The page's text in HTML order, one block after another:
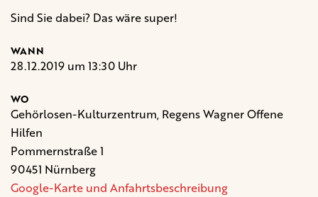
Sind Sie dabei? Das wäre super!
WANN
28.12.2019 um 13:30 Uhr
WO
Gehörlosen-Kulturzentrum, Regens Wagner Offene
Hilfen
Pommernstraße 1
90451 Nürnberg
Google-Karte und Anfahrtsbeschreibung